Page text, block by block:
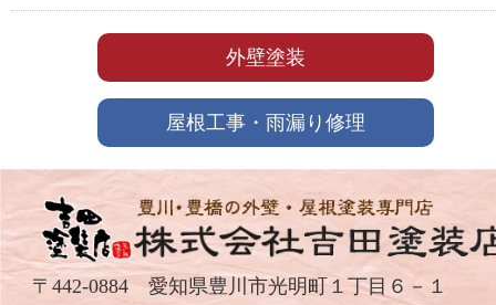
外壁塗装
屋根工事・雨漏り修理
〒442-0884 愛知県豊川市光明町１丁目６－１